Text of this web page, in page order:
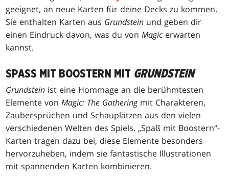
geeignet, an neue Karten für deine Decks zu kommen.
Sie enthalten Karten aus Grundstein und geben dir
einen Eindruck davon, was du vonMagic erwarten
kannst.
SPASS MIT BOOSTERN MIT GRUNDSTEIN
Grundstein ist eine Hommage an die berühmtesten
Elemente vonMagic: The Gatheringmit Charakteren,
Zaubersprüchen und Schauplätzen aus den vielen
verschiedenen Welten des Spiels. „Spaß mit Boostern“-
Karten tragen dazu bei, diese Elemente besonders
hervorzuheben, indem sie fantastische Illustrationen
mit spannenden Karten kombinieren.